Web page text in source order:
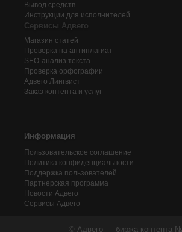
Вывод средств
Инструкции для исполнителей
Сервисы Адвего
Магазин статей
Проверка на антиплагиат
SEO-анализ текста
Проверка орфографии
Адвего Лингвист
Заказ контента и услуг
Информация
Пользовательское соглашение
Политика конфиденциальности
Поддержка пользователей
Партнерская программа
Новости Адвего
Сервисы Адвего
© Адвего — биржа контента